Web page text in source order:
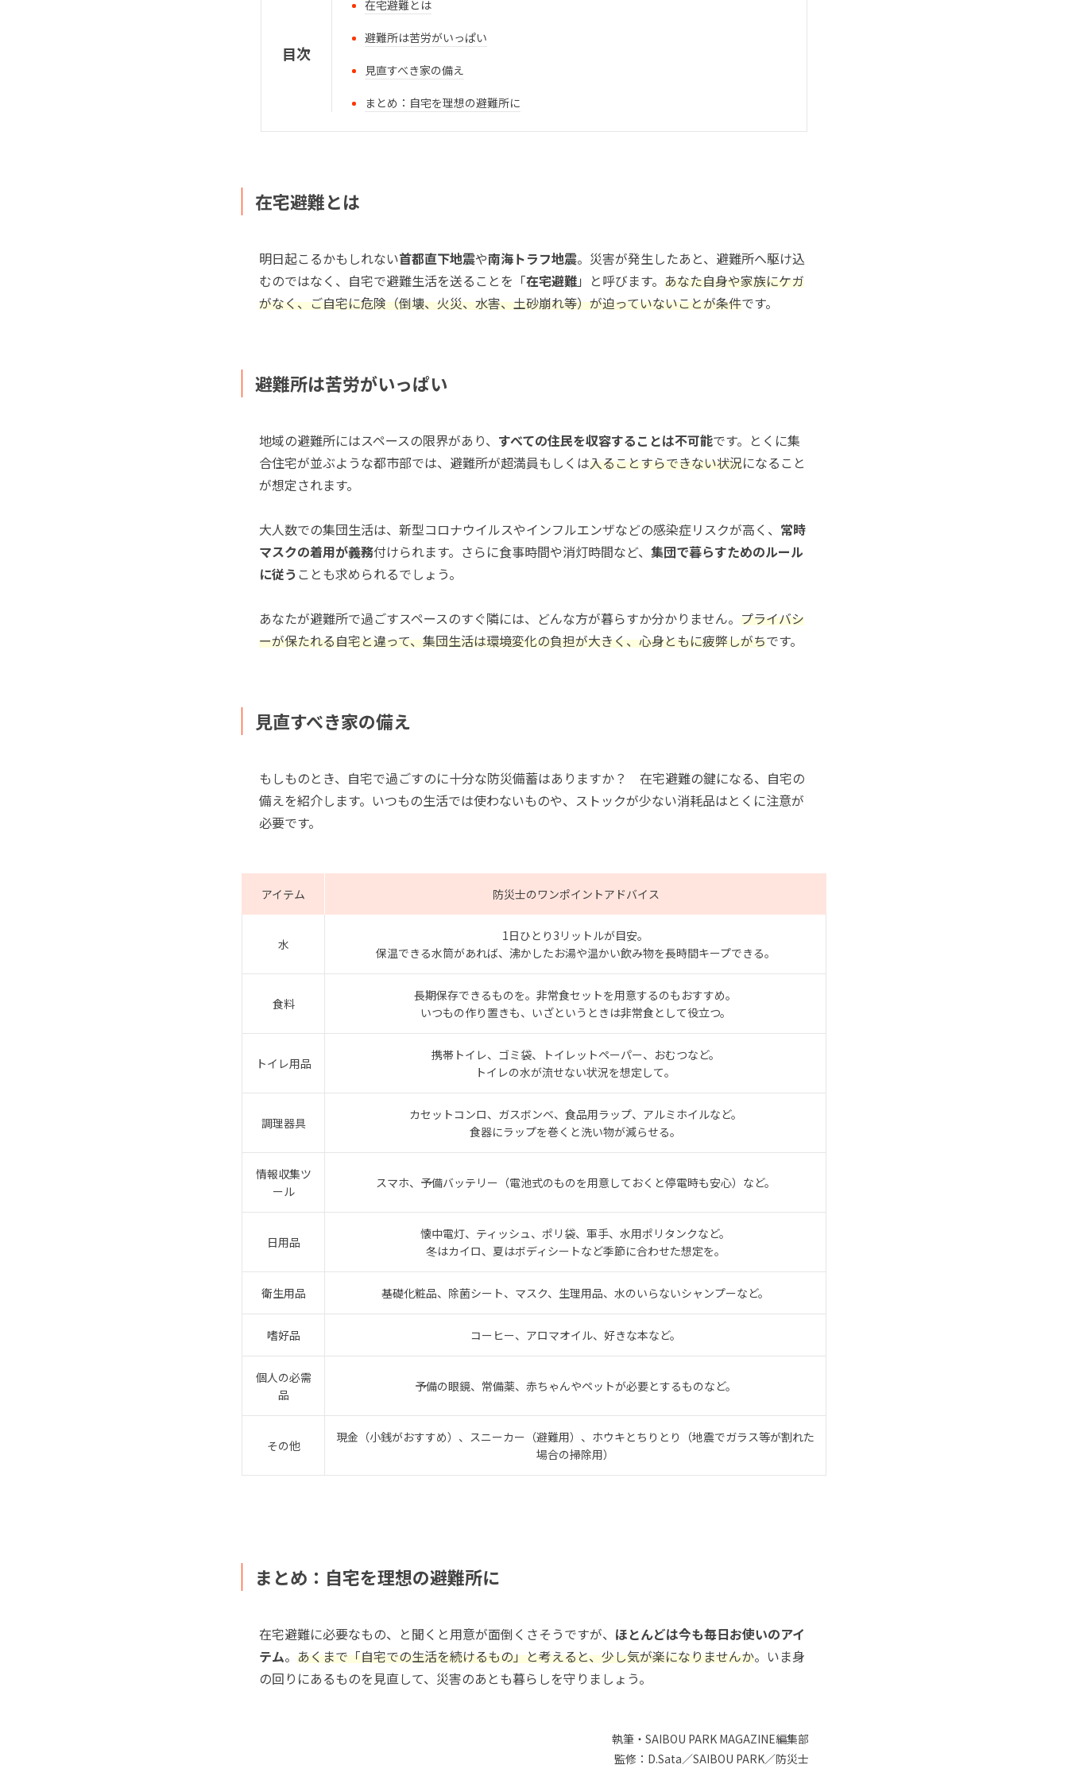
目次
在宅避難とは
避難所は苦労がいっぱい
見直すべき家の備え
まとめ：自宅を理想の避難所に
在宅避難とは
明日起こるかもしれない首都直下地震や南海トラフ地震。災害が発生したあと、避難所へ駆け込
むのではなく、自宅で避難生活を送ることを「在宅避難」と呼びます。 あなた自身や家族にケガ
がなく、ご自宅に危険（倒壊、火災、水害、土砂崩れ等）が迫っていないことが条件です。
避難所は苦労がいっぱい
地域の避難所にはスペースの限界があり、 すべての住民を収容することは不可能です。とくに集
合住宅が並ぶような都市部では、避難所が超満員もしくは入ることすらできない状況になること
が想定されます。
大人数での集団生活は、新型コロナウイルスやインフルエンザなどの感染症リスクが高く、 常時
マスクの着用が義務付けられます。さらに食事時間や消灯時間など、 集団で暮らすためのルール
に従う ことも求められるでしょう。
あなたが避難所で過ごすスペースのすぐ隣には、どんな方が暮らすか分かりません。 プライバシ
ーが保たれる自宅と違って、集団生活は環境変化の負担が大きく、心身ともに疲弊しがちです。
見直すべき家の備え
もしものとき、自宅で過ごすのに十分な防災備蓄はありますか？ 在宅避難の鍵になる、自宅の
備えを紹介します。いつもの生活では使わないものや、ストックが少ない消耗品はとくに注意が
必要です。
アイテム 防災士のワンポイントアドバイス
水
1日ひとり3リットルが目安。
保温できる水筒があれば、沸かしたお湯や温かい飲み物を長時間キープできる。
食料
長期保存できるものを。非常食セットを用意するのもおすすめ。
いつもの作り置きも、いざというときは非常食として役立つ。
トイレ用品
携帯トイレ、ゴミ袋、トイレットペーパー、おむつなど。
トイレの水が流せない状況を想定して。
調理器具
カセットコンロ、ガスボンベ、食品用ラップ、アルミホイルなど。
食器にラップを巻くと洗い物が減らせる。
情報収集ツ
ール
スマホ、予備バッテリー（電池式のものを用意しておくと停電時も安心）など。
日用品
懐中電灯、ティッシュ、ポリ袋、軍手、水用ポリタンクなど。
冬はカイロ、夏はボディシートなど季節に合わせた想定を。
衛生用品 基礎化粧品、除菌シート、マスク、生理用品、水のいらないシャンプーなど。
嗜好品 コーヒー、アロマオイル、好きな本など。
個人の必需
品
予備の眼鏡、常備薬、赤ちゃんやペットが必要とするものなど。
その他
現金（小銭がおすすめ）、スニーカー（避難用）、ホウキとちりとり（地震でガラス等が割れた
場合の掃除用）
まとめ：自宅を理想の避難所に
在宅避難に必要なもの、と聞くと用意が面倒くさそうですが、 ほとんどは今も毎日お使いのアイ
テム。 あくまで「自宅での生活を続けるもの」と考えると、少し気が楽になりませんか。いま身
の回りにあるものを見直して、災害のあとも暮らしを守りましょう。
執筆・SAIBOU PARK MAGAZINE編集部
監修：D.Sata／SAIBOU PARK／防災士